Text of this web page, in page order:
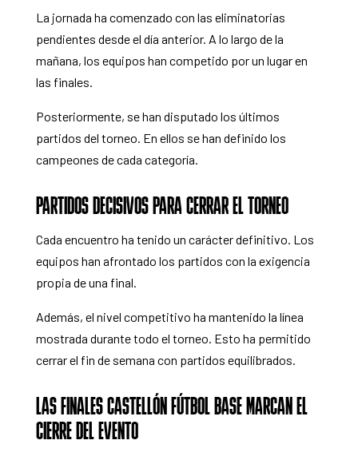
La jornada ha comenzado con las eliminatorias
pendientes desde el día anterior. A lo largo de la
mañana, los equipos han competido por un lugar en
las finales.
Posteriormente, se han disputado los últimos
partidos del torneo. En ellos se han definido los
campeones de cada categoría.
PARTIDOS DECISIVOS PARA CERRAR EL TORNEO
Cada encuentro ha tenido un carácter definitivo. Los
equipos han afrontado los partidos con la exigencia
propia de una final.
Además, el nivel competitivo ha mantenido la línea
mostrada durante todo el torneo. Esto ha permitido
cerrar el fin de semana con partidos equilibrados.
LAS FINALES CASTELLÓN FÚTBOL BASE MARCAN EL
CIERRE DEL EVENTO